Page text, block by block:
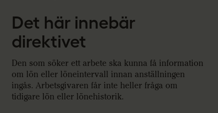
Det här innebär
direktivet
Den som söker ett arbete ska kunna få information
om lön eller löneintervall innan anställningen
ingås. Arbetsgivaren får inte heller fråga om
tidigare lön eller lönehistorik.